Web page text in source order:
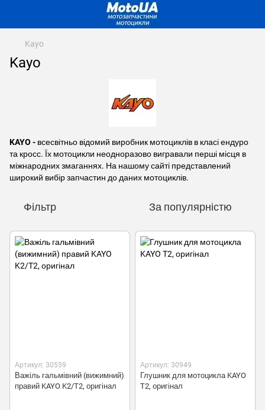
Kayo
Kayo
KAYO - всесвітньо відомий виробник мотоциклів в класі ендуро
та кросс. Їх мотоцикли неодноразово вигравали перші місця в
міжнародних змаганнях. На нашому сайті представлений
широкий вибір запчастин до даних мотоциклів.
Фільтр За популярністю
Артикул: 30559
Важіль гальмівний (вижимний)
правий KAYO K2/T2, оригінал
Артикул: 30949
Глушник для мотоцикла KAYO
T2, оригінал